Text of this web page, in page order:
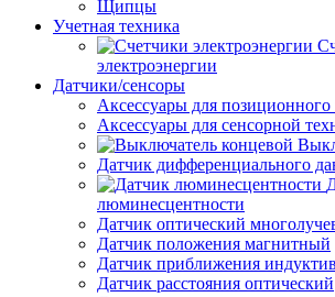
Щипцы
Учетная техника
электроэнергии
Датчики/сенсоры
Аксессуары для
Аксессуары для сенсорной
Датчик дифференциального
люминесцентности
Датчик оптический
Датчик положения магнитный
Датчик приближения
Датчик расстояния оптический